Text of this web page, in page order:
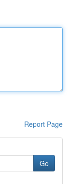
Report Page
Go